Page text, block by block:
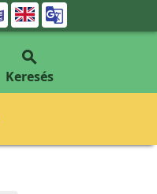


Keresés